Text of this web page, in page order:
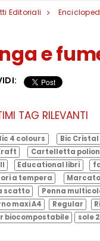
Editoriali
e
TAG RILEVANTI
4 colours Bic
Cartelletta
Educational libri
a tempera
scatto
Penna
maxi A4
Regular
biocompostabile
sole